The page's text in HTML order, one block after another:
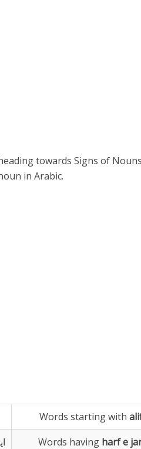
towards Signs of
in Arabic.
Words starting with
Words having harfe